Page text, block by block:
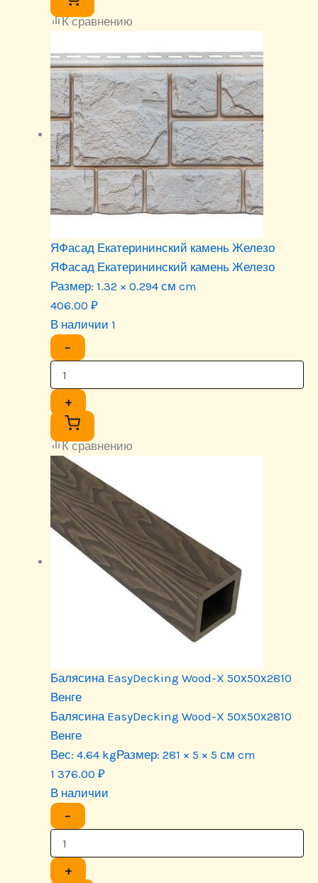
К сравнению
ЯФасад Екатерининский камень Железо
ЯФасад Екатерининский камень Железо
Размер: 1.32 × 0.294 см cm
406.00 ₽
В наличии 1
−
+
К сравнению
Балясина EasyDecking Wood-X 50х50х2810
Венге
Балясина EasyDecking Wood-X 50х50х2810
Венге
Вес: 4.64 kgРазмер: 281 × 5 × 5 см cm
1 376.00 ₽
В наличии
−
+